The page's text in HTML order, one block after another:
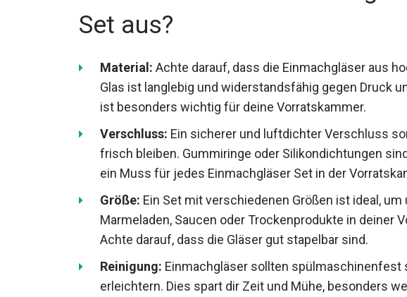
Set aus?
Material: Achte darauf, dass die Einmachgläser aus
Glas ist langlebig und widerstandsfähig gegen Druck
ist besonders wichtig für deine Vorratskammer.
Verschluss: Ein sicherer und luftdichter Verschluss
frisch bleiben. Gummiringe oder Silikondichtungen
ein Muss für jedes Einmachgläser Set in der
Größe: Ein Set mit verschiedenen Größen ist ideal,
Marmeladen, Saucen oder Trockenprodukte in deiner
Achte darauf, dass die Gläser gut stapelbar sind.
Reinigung: Einmachgläser sollten spülmaschinenfest
erleichtern. Dies spart dir Zeit und Mühe, besonders